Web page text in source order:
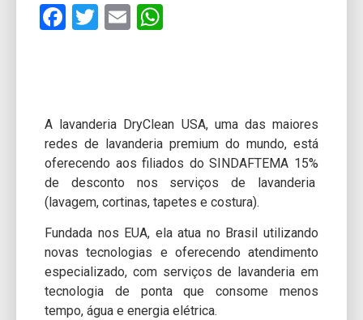
Facebook
Twitter
Email
A lavanderia DryClean USA, uma das maiores
redes de lavanderia premium do mundo, está
oferecendo aos filiados do SINDAFTEMA 15%
de desconto nos serviços de lavanderia
(lavagem, cortinas, tapetes e costura).
Fundada nos EUA, ela atua no Brasil utilizando
novas tecnologias e oferecendo atendimento
especializado, com serviços de lavanderia em
tecnologia de ponta que consome menos
tempo, água e energia elétrica.